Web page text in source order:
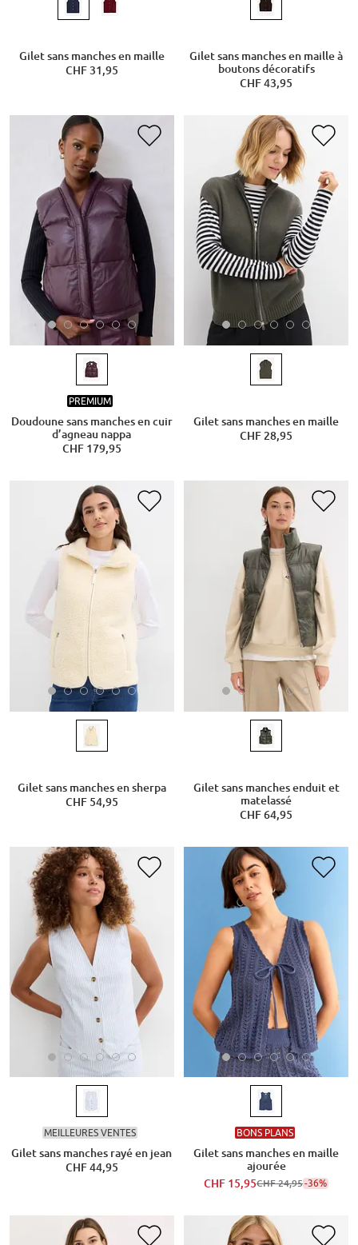
Gilet sans manches en maille
CHF 31,95
Gilet sans manches en maille à
boutons décoratifs
CHF 43,95
PREMIUM
Doudoune sans manches en cuir
d’agneau nappa
CHF 179,95
Gilet sans manches en maille
CHF 28,95
Gilet sans manches en sherpa
CHF 54,95
Gilet sans manches enduit et
matelassé
CHF 64,95
MEILLEURES VENTES
Gilet sans manches rayé en jean
CHF 44,95
BONS PLANS
Gilet sans manches en maille
ajourée
CHF 15,95CHF 24,95-36%